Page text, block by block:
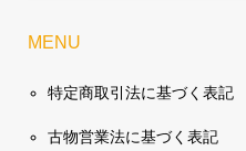
MENU
特定商取引法に基づく表記
古物営業法に基づく表記